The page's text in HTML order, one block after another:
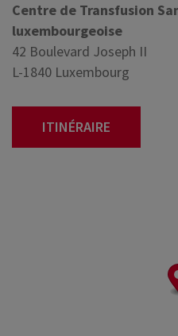
Centre de Transfusion
luxembourgeoise
42 Boulevard Joseph II
L-1840 Luxembourg
ITINÉRAIRE